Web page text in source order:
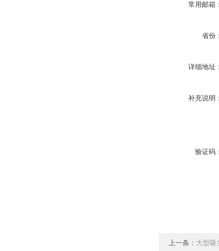
常用邮箱
省份
详细地址
补充说明
验证码
上一条： 大型吸